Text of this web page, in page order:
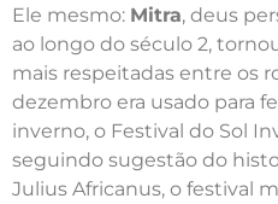
Ele mesmo: Mitra, deus
ao longo do século 2,
mais respeitadas entre os
dezembro era usado para
inverno, o Festival do Sol
seguindo sugestão do
Julius Africanus, o festival